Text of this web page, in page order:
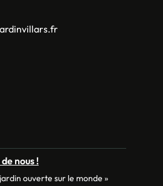
nous !
ouverte sur le monde »